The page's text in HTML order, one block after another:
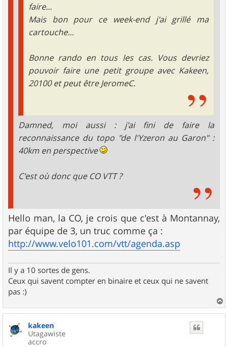
faire...
Mais bon pour ce week-end j'ai grillé ma
cartouche...
Bonne rando en tous les cas. Vous devriez
pouvoir faire une petit groupe avec Kakeen,
20100 et peut être JeromeC.
Damned, moi aussi : j'ai fini de faire la
reconnaissance du topo "de l'Yzeron au Garon" :
40km en perspective
C'est où donc que CO VTT ?
Hello man, la CO, je crois que c'est à Montannay,
par équipe de 3, un truc comme ça :
http://www.velo101.com/vtt/agenda.asp
Il y a 10 sortes de gens.
Ceux qui savent compter en binaire et ceux qui ne savent
pas :)
a
kakeen
Utagawiste
accro